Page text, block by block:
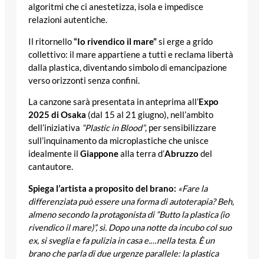
algoritmi che ci anestetizza, isola e impedisce
relazioni autentiche.
Il ritornello“Io rivendico il mare”si erge a grido
collettivo: il mare appartiene a tutti e reclama libertà
dalla plastica, diventando simbolo di emancipazione
verso orizzonti senza confini.
La canzone sarà presentata in anteprima all’Expo
2025 di Osaka (dal 15 al 21 giugno), nell’ambito
dell’iniziativa “Plastic in Blood”, per sensibilizzare
sull’inquinamento da microplastiche che unisce
idealmente il Giapponealla terra d’Abruzzo del
cantautore.
Spiega l’artista a proposito del brano: «Fare la
differenziata può essere una forma di autoterapia? Beh,
almeno secondo la protagonista di “Butto la plastica (io
rivendico il mare)”, sì. Dopo una notte da incubo col suo
ex, si sveglia e fa pulizia in casa e.…nella testa. È un
brano che parla di due urgenze parallele: la plastica